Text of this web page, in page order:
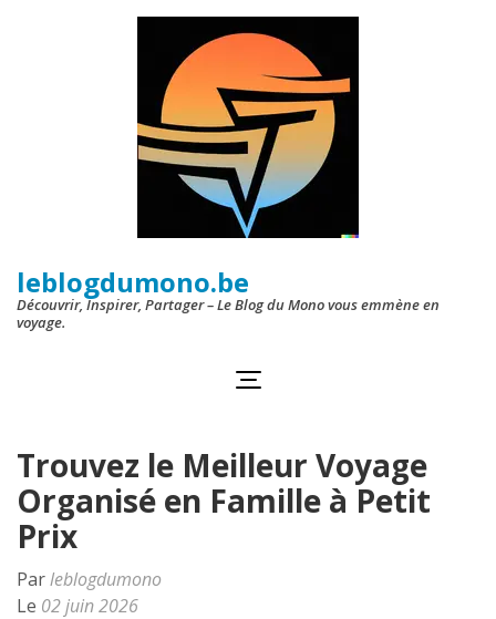
leblogdumono.be
Découvrir, Inspirer, Partager – Le Blog du Mono vous emmène en
voyage.
Trouvez le Meilleur Voyage
Organisé en Famille à Petit
Prix
Parleblogdumono
Le 02 juin 2026